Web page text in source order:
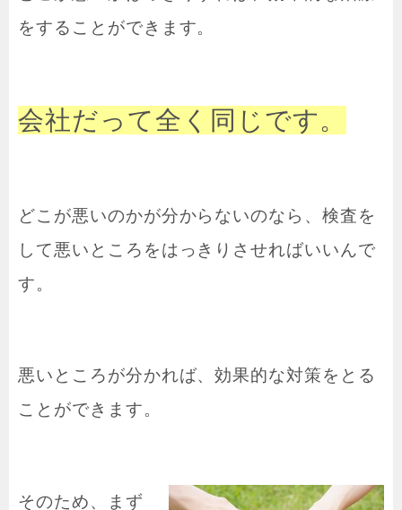
をすることができます。
会社だって全く同じです。
どこが悪いのかが分からないのなら、検査を
して悪いところをはっきりさせればいいんで
す。
悪いところが分かれば、効果的な対策をとる
ことができます。
そのため、まず